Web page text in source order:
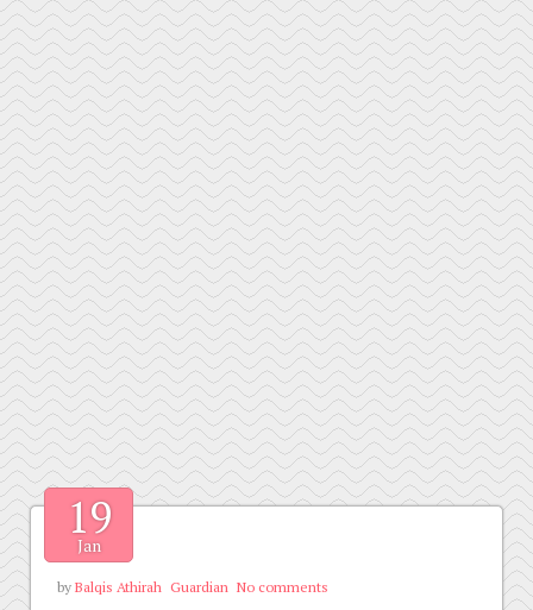
19
Jan
by Balqis Athirah Guardian No comments